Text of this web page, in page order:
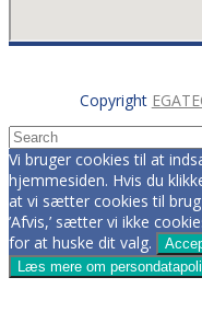
Copyright
Vi bruger cookies til at
hjemmesiden. Hvis du
at vi sætter cookies til
’Afvis,’ sætter vi ikke
for at huske dit valg.
Læs mere om